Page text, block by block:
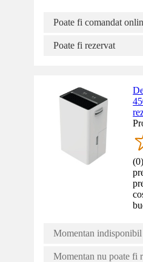
Poate fi comandat
Poate fi rezervat
(0)
Momentan
Momentan nu poate fi